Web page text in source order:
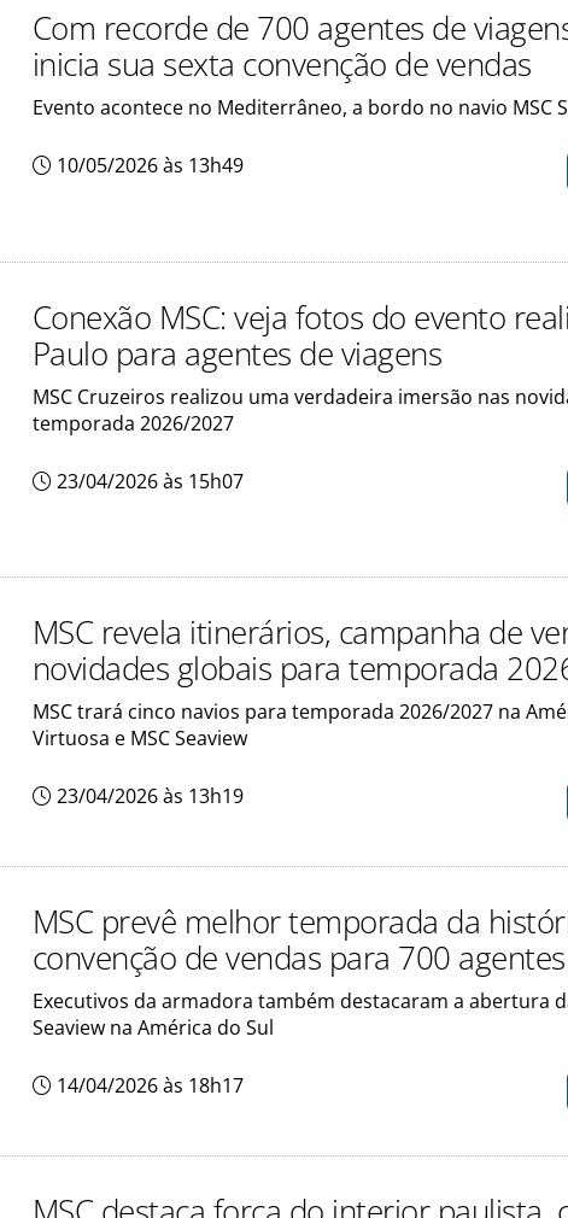
Com recorde de 700 agentes de
inicia sua sexta convenção de vendas
Evento acontece no Mediterrâneo, a bordo no navio MSC
10/05/2026 às 13h49
Conexão MSC: veja fotos do evento
Paulo para agentes de viagens
MSC Cruzeiros realizou uma verdadeira imersão nas
temporada 2026/2027
23/04/2026 às 15h07
MSC revela itinerários, campanha de
novidades globais para temporada
MSC trará cinco navios para temporada 2026/2027 na
Virtuosa e MSC Seaview
23/04/2026 às 13h19
MSC prevê melhor temporada da
convenção de vendas para 700 agentes
Executivos da armadora também destacaram a abertura
Seaview na América do Sul
14/04/2026 às 18h17